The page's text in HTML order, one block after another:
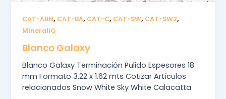
CAT-ABN, CAT-BA, CAT-C, CAT-SW, CAT-SW2,
MineraliQ
Blanco Galaxy
Blanco Galaxy Terminación Pulido Espesores 18
mm Formato 3.22 x 1.62 mts Cotizar Artículos
relacionados Snow White Sky White Calacatta